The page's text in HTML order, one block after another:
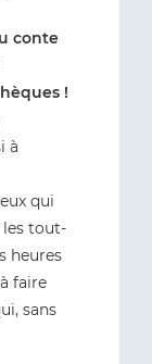
conte
!
à
qui
les tout-
heures
faire
sans